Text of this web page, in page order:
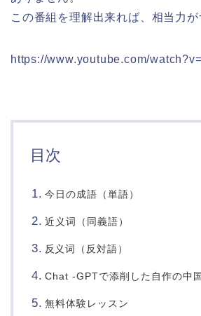
この番組を理解出来れば、相当力が
https://www.youtube.com/
目次
今日の成語（単語）
近义词（同義語）
反义词（反対語）
Chat -GPTで添削した自作の中
無料体験レッスン